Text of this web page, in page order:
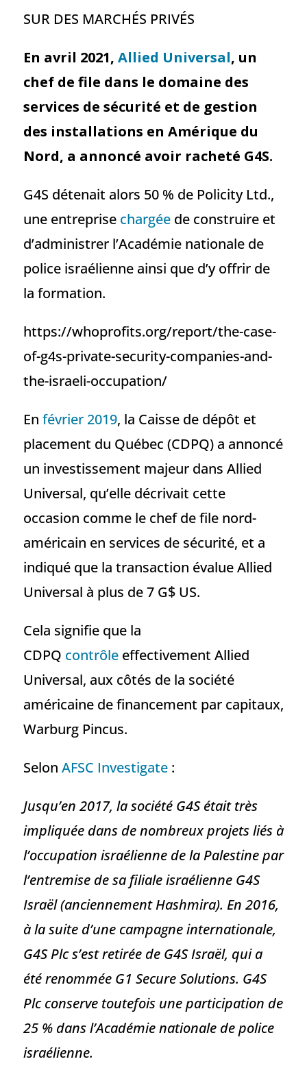
SUR DES MARCHÉS PRIVÉS
En avril 2021, Allied Universal, un
chef de file dans le domaine des
services de sécurité et de gestion
des installations en Amérique du
Nord, a annoncé avoir racheté G4S.
G4S détenait alors 50 % de Policity Ltd.,
une entreprise chargée de construire et
d’administrer l’Académie nationale de
police israélienne ainsi que d’y offrir de
la formation.
https://whoprofits.org/report/the-case-
of-g4s-private-security-companies-and-
the-israeli-occupation/
En février 2019, la Caisse de dépôt et
placement du Québec (CDPQ) a annoncé
un investissement majeur dans Allied
Universal, qu’elle décrivait cette
occasion comme le chef de file nord-
américain en services de sécurité, et a
indiqué que la transaction évalue Allied
Universal à plus de 7 G$ US.
Cela signifie que la
CDPQ contrôleeffectivement Allied
Universal, aux côtés de la société
américaine de financement par capitaux,
Warburg Pincus.
Selon AFSC Investigate:
Jusqu’en 2017, la société G4S était très
impliquée dans de nombreux projets liés à
l’occupation israélienne de la Palestine par
l’entremise de sa filiale israélienne G4S
Israël (anciennement Hashmira). En 2016,
à la suite d’une campagne internationale,
G4S Plc s’est retirée de G4S Israël, qui a
été renommée G1 Secure Solutions. G4S
Plc conserve toutefois une participation de
25 % dans l’Académie nationale de police
israélienne.